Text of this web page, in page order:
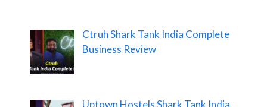
Ctruh Shark Tank India Complete
Business Review
Uptown Hostels Shark Tank India